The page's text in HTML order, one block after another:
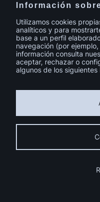
¿Tienes un
Información
Utilizamos cookies
analíticos y para
base a un perfil
navegación (por
información consulta
aceptar, rechazar o
algunos de los siguientes